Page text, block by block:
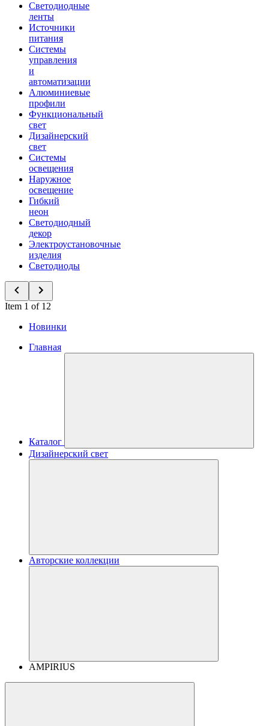
Светодиодные
ленты
Источники
питания
Системы
управления
и
автоматизации
Алюминиевые
профили
Функциональный
свет
Дизайнерский
свет
Системы
освещения
Наружное
освещение
Гибкий
неон
Светодиодный
декор
Электроустановочные
изделия
Светодиоды
Item 1 of 12
Новинки
Главная
Каталог
Дизайнерский свет
Авторские коллекции
AMPIRIUS